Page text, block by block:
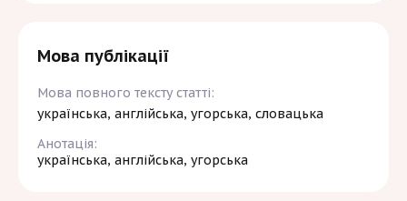
Мова публікації
Мова повного тексту статті:
українська, англійська, угорська, словацька
Анотація:
українська, англійська, угорська